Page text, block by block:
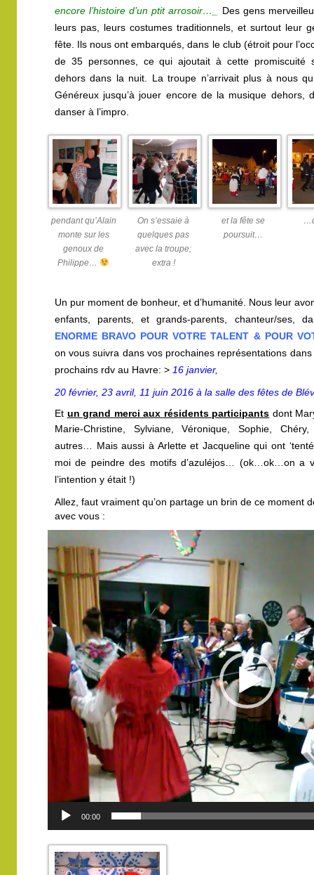
encore l’histoire d’un ptit arrosoir…_
Des gens
leurs pas, leurs costumes traditionnels, et surtout leur
fête. Ils nous ont embarqués, dans le club (étroit pour
de 35 personnes, ce qui ajoutait à cette promiscuité
dehors dans la nuit. La troupe n’arrivait plus à nous
Généreux jusqu’à jouer encore de la musique dehors,
danser à l’impro.
pendant qu’Alain
monte sur les
genoux de
Philippe…
On s’essaie à
quelques pas
avec la troupe;
extra !
et la fête se
poursuit…
Un pur moment de bonheur, et d’humanité. Nous leur
enfants, parents, et grands-parents, chanteur/ses,
ENORME BRAVO POUR VOTRE TALENT & POUR
on vous suivra dans vos prochaines représentations
prochains rdv au Havre: > 16 janvier,
20 février, 23 avril, 11 juin 2016 à la salle des fêtes de
Et un grand merci aux résidents participants dont
Marie-Christine, Sylviane,Véronique, Sophie,
autres… Mais aussi à Arlette et Jacqueline qui ont
moi de peindre des motifs d’azuléjos… (ok…ok…on a
l’intention y était !)
Allez, faut vraiment qu’on partage un brin de ce moment
avec vous :
Lecteur
vidéo
00:00